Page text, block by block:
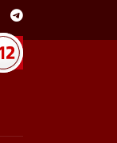
Telegram